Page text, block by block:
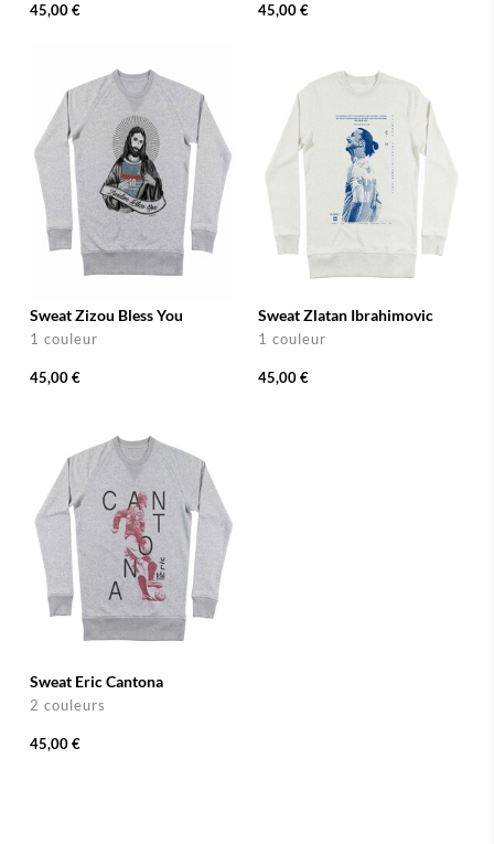
45,00 € 45,00 €
Sweat Zizou Bless You
1 couleur
45,00 €
Sweat Zlatan Ibrahimovic
1 couleur
45,00 €
Sweat Eric Cantona
2 couleurs
45,00 €